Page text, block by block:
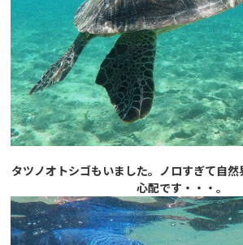
タツノオトシゴもいました。ノロすぎて自
心配です・・・。